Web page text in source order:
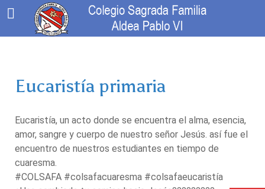
Eucaristía primaria
Eucaristía, un acto donde se encuentra el alma, esencia,
amor, sangre y cuerpo de nuestro señor Jesús. así fue el
encuentro de nuestros estudiantes en tiempo de
cuaresma.
#COLSAFA #colsafacuaresma #colsafaeucaristía